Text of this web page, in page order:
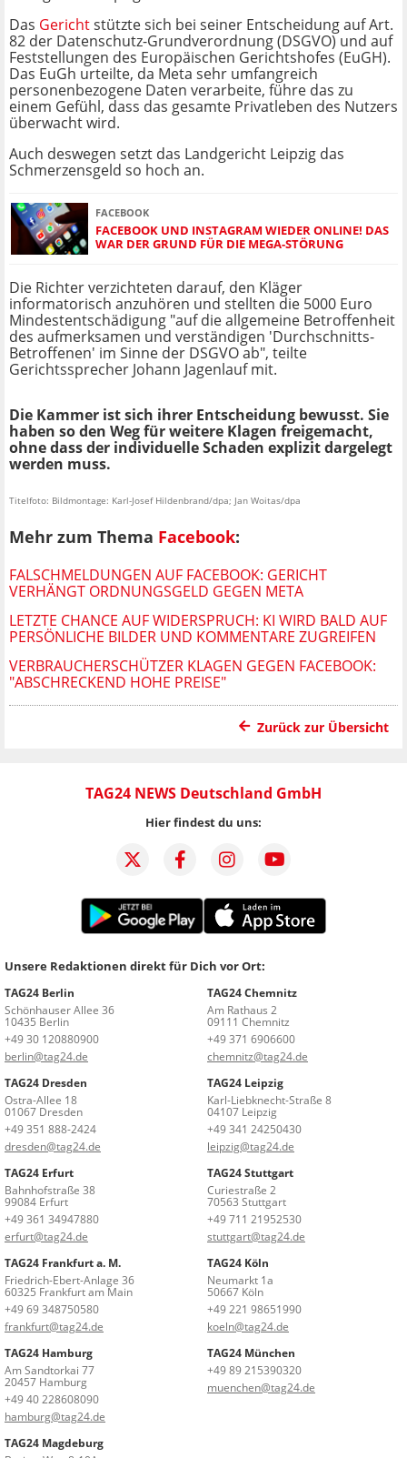
Das Gerichtstützte sich bei seiner Entscheidung auf Art.
82 der Datenschutz-Grundverordnung (DSGVO) und auf
Feststellungen des Europäischen Gerichtshofes (EuGH).
Das EuGh urteilte, da Meta sehr umfangreich
personenbezogene Daten verarbeite, führe das zu
einem Gefühl, dass das gesamte Privatleben des Nutzers
überwacht wird.
Auch deswegen setzt das Landgericht Leipzig das
Schmerzensgeld so hoch an.
FACEBOOK
FACEBOOK UND INSTAGRAM WIEDER ONLINE! DAS
WAR DER GRUND FÜR DIE MEGA-STÖRUNG
Die Richter verzichteten darauf, den Kläger
informatorisch anzuhören und stellten die 5000 Euro
Mindestentschädigung "auf die allgemeine Betroffenheit
des aufmerksamen und verständigen 'Durchschnitts-
Betroffenen' im Sinne der DSGVO ab", teilte
Gerichtssprecher Johann Jagenlauf mit.
Die Kammer ist sich ihrer Entscheidung bewusst. Sie
haben so den Weg für weitere Klagen freigemacht,
ohne dass der individuelle Schaden explizit dargelegt
werden muss.
Titelfoto: Bildmontage: Karl-Josef Hildenbrand/dpa; Jan Woitas/dpa
Mehr zum Thema Facebook:
FALSCHMELDUNGEN AUF FACEBOOK: GERICHT
VERHÄNGT ORDNUNGSGELD GEGEN META
LETZTE CHANCE AUF WIDERSPRUCH: KI WIRD BALD AUF
PERSÖNLICHE BILDER UND KOMMENTARE ZUGREIFEN
VERBRAUCHERSCHÜTZER KLAGEN GEGEN FACEBOOK:
"ABSCHRECKEND HOHE PREISE"
Zurück zur Übersicht
TAG24 NEWS Deutschland GmbH
Hier findest du uns:
Unsere Redaktionen direkt für Dich vor Ort:
TAG24 Berlin
Schönhauser Allee 36
10435 Berlin
+49 30 120880900
berlin@tag24.de
TAG24 Chemnitz
Am Rathaus 2
09111 Chemnitz
+49 371 6906600
chemnitz@tag24.de
TAG24 Dresden
Ostra-Allee 18
01067 Dresden
+49 351 888-2424
dresden@tag24.de
TAG24 Leipzig
Karl-Liebknecht-Straße 8
04107 Leipzig
+49 341 24250430
leipzig@tag24.de
TAG24 Erfurt
Bahnhofstraße 38
99084 Erfurt
+49 361 34947880
erfurt@tag24.de
TAG24 Stuttgart
Curiestraße 2
70563 Stuttgart
+49 711 21952530
stuttgart@tag24.de
TAG24 Frankfurt a. M.
Friedrich-Ebert-Anlage 36
60325 Frankfurt am Main
+49 69 348750580
frankfurt@tag24.de
TAG24 Köln
Neumarkt 1a
50667 Köln
+49 221 98651990
koeln@tag24.de
TAG24 Hamburg
Am Sandtorkai 77
20457 Hamburg
+49 40 228608090
hamburg@tag24.de
TAG24 München
+49 89 215390320
muenchen@tag24.de
TAG24 Magdeburg